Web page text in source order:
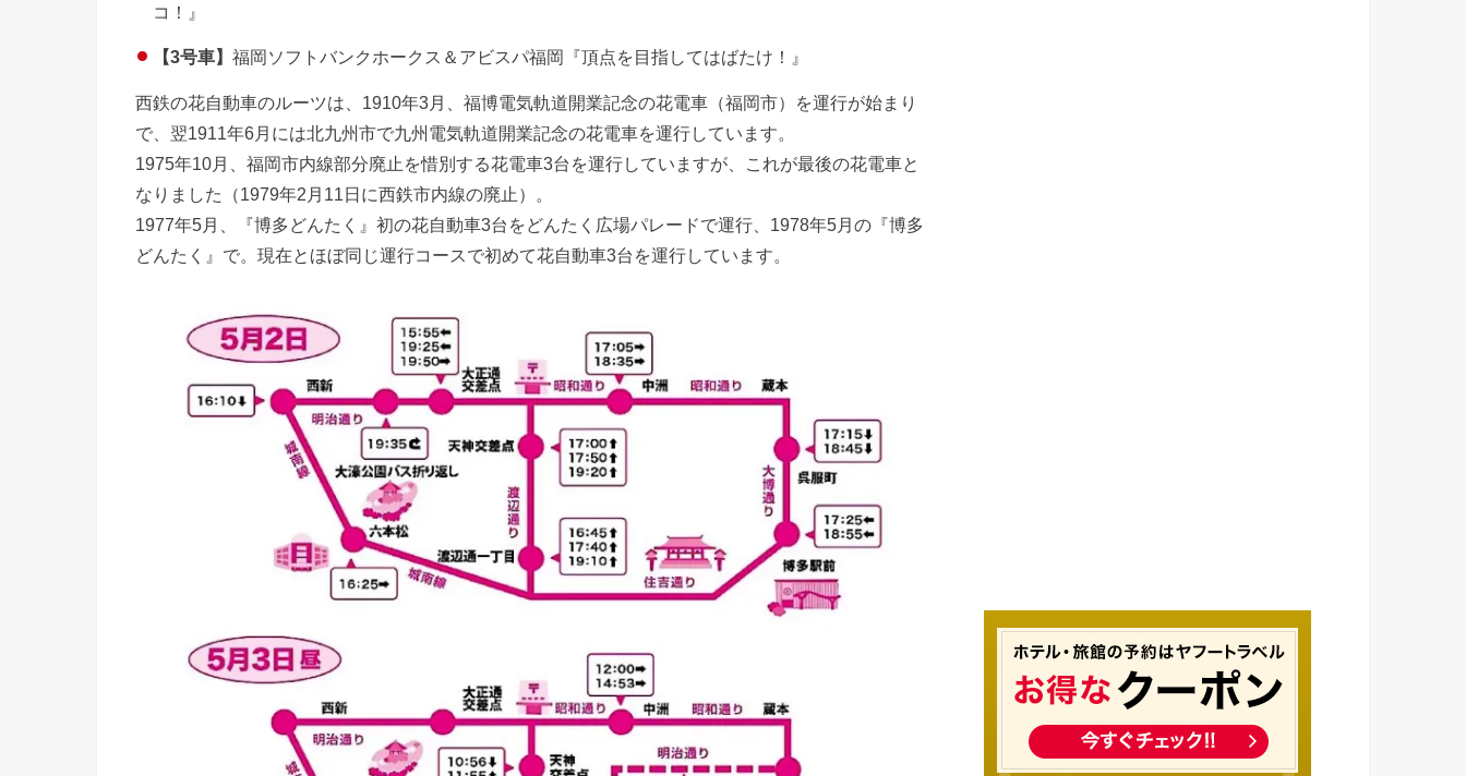
コ！』
【3号車】福岡ソフトバンクホークス＆アビスパ福岡『頂点を目指してはばたけ！』
西鉄の花自動車のルーツは、1910年3月、福博電気軌道開業記念の花電車（福岡市）を運行が始まり
で、翌1911年6月には北九州市で九州電気軌道開業記念の花電車を運行しています。
1975年10月、福岡市内線部分廃止を惜別する花電車3台を運行していますが、これが最後の花電車と
なりました（1979年2月11日に西鉄市内線の廃止）。
1977年5月、『博多どんたく』初の花自動車3台をどんたく広場パレードで運行、1978年5月の『博多
どんたく』で。現在とほぼ同じ運行コースで初めて花自動車3台を運行しています。